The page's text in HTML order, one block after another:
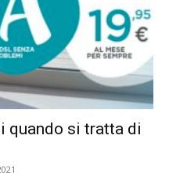
quando si tratta di